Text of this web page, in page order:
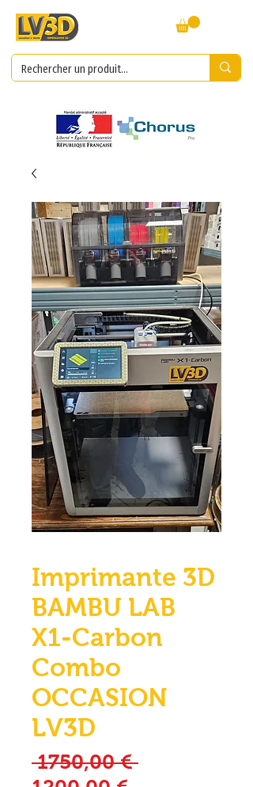
Imprimante 3D
BAMBU LAB
X1-Carbon
Combo
OCCASION
LV3D
1750,00 € Precio